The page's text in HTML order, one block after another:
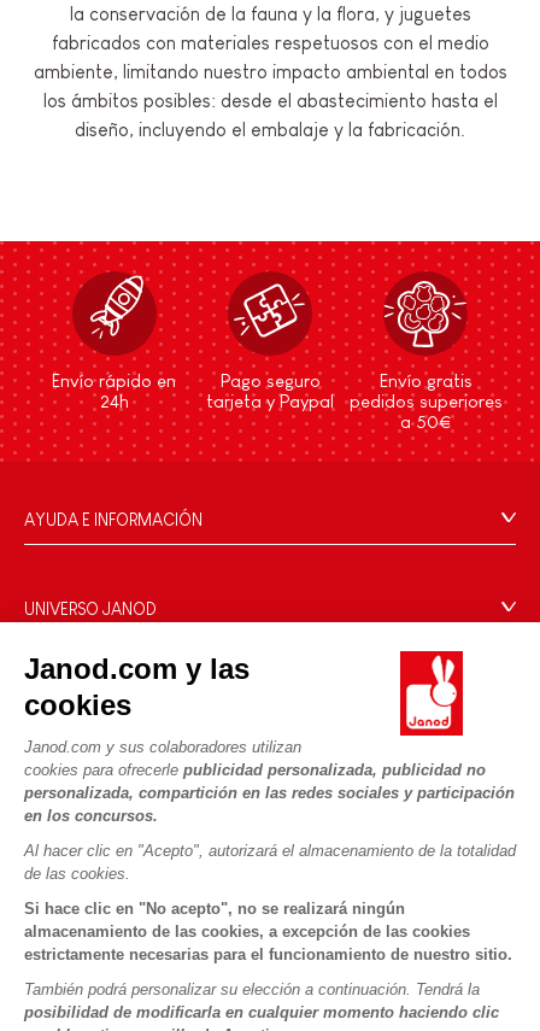
Janod.com y las
cookies
Janod.com y sus colaboradores utilizan
cookies para ofrecerle publicidad personalizada, publicidad no
personalizada, compartición en las redes sociales y participación
en los concursos.
Al hacer clic en "Acepto", autorizará el almacenamiento de la totalidad
de las cookies.
Si hace clic en "No acepto", no se realizará ningún
almacenamiento de las cookies, a excepción de las cookies
estrictamente necesarias para el funcionamiento de nuestro sitio.
También podrá personalizar su elección a continuación. Tendrá la
posibilidad de modificarla en cualquier momento haciendo clic
la conservación de la fauna y la flora, y juguetes
fabricados con materiales respetuosos con el medio
ambiente, limitando nuestro impacto ambiental en todos
los ámbitos posibles: desde el abastecimiento hasta el
diseño, incluyendo el embalaje y la fabricación.
Envío rápido en
24h
Pago seguro
tarjeta y Paypal
Envío gratis
pedidos superiores
a 50€
AYUDA E INFORMACIÓN
Preguntas más frecuentes
Tiendas
Retirada de productos
Datos personales
Cookies
Condiciones de las ofertas
Condiciones de uso #YesJanod
UNIVERSO JANOD
¿Qué es FSC®?
NUESTROS SERVICIOS
Pago seguro
Métodos de envío
Vídeos
Reglas del juego y manuales
Piezas sueltas
Actividades infantiles para descargar
PROFESIONAL
SÍGUENOS